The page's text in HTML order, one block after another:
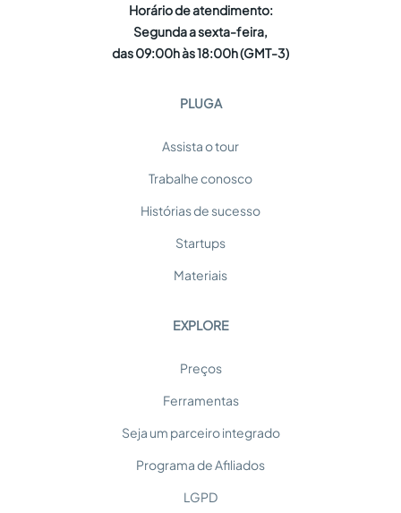
Horário de atendimento:
Segunda a sexta-feira,
das 09:00h às 18:00h (GMT-3)
PLUGA
Assista o tour
Trabalhe conosco
Histórias de sucesso
Startups
Materiais
EXPLORE
Preços
Ferramentas
Seja um parceiro integrado
Programa de Afiliados
LGPD